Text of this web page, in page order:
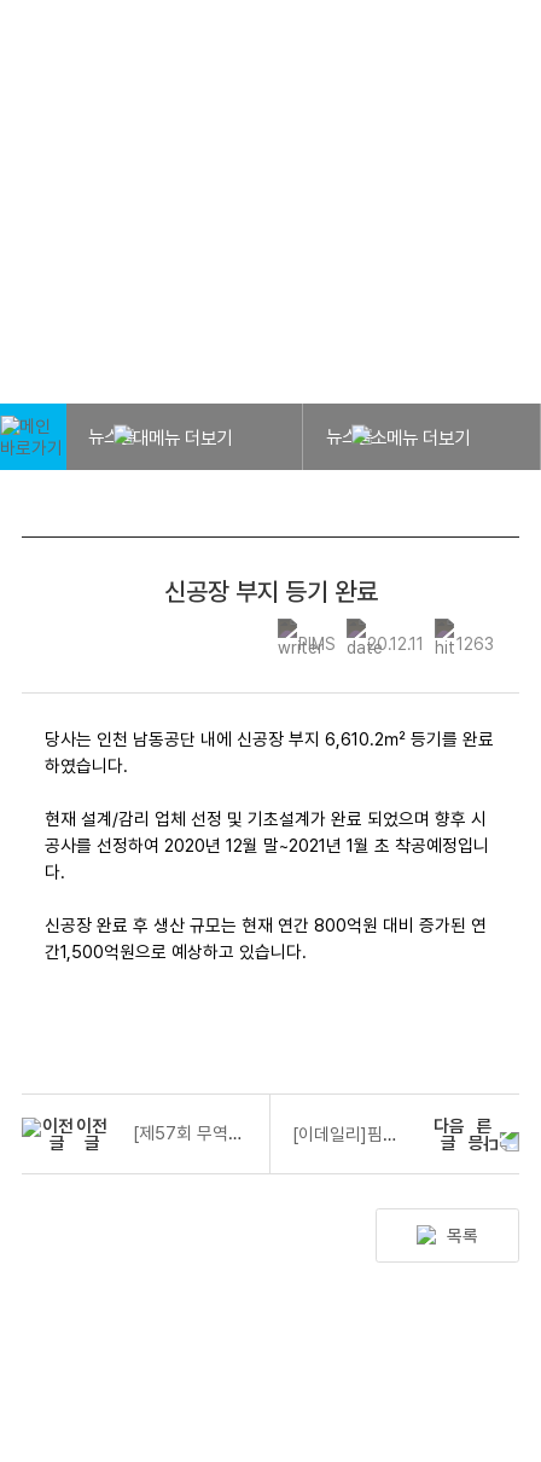
뉴스룸 뉴스룸
신공장 부지 등기 완료
PIMS 20.12.11 1263
당사는 인천 남동공단 내에 신공장 부지 6,610.2㎡ 등기를 완료
하였습니다.
현재 설계/감리 업체 선정 및 기초설계가 완료 되었으며 향후 시
공사를 선정하여 2020년 12월 말~2021년 1월 초 착공예정입니
다.
신공장 완료 후 생산 규모는 현재 연간 800억원 대비 증가된 연
간1,500억원으로 예상하고 있습니다.
이전
글 [제57회 무역의 날] 철탑산업훈장 김영주(金永周) | (주)핌스 대표이사 다음
글
[이데일리]핌스, OLED 메탈 마스크 신공장 착공…“수출 생산역량 증가”
목록